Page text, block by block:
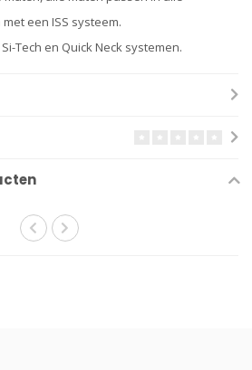
een ISS systeem.
Tech en Quick Neck systemen.